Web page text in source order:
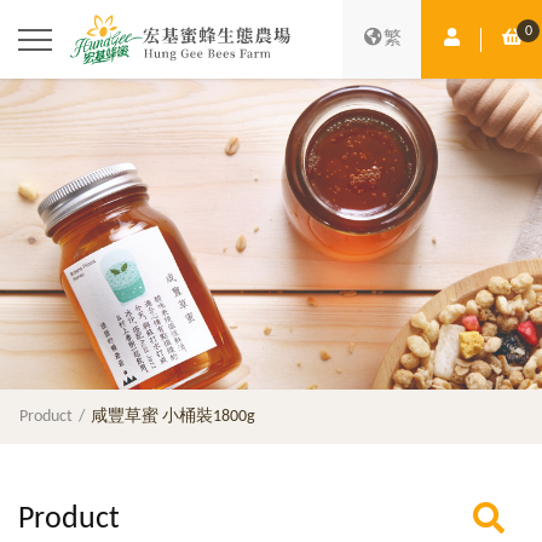
繁 Member 0
Product 咸豐草蜜 小桶裝1800g
Product